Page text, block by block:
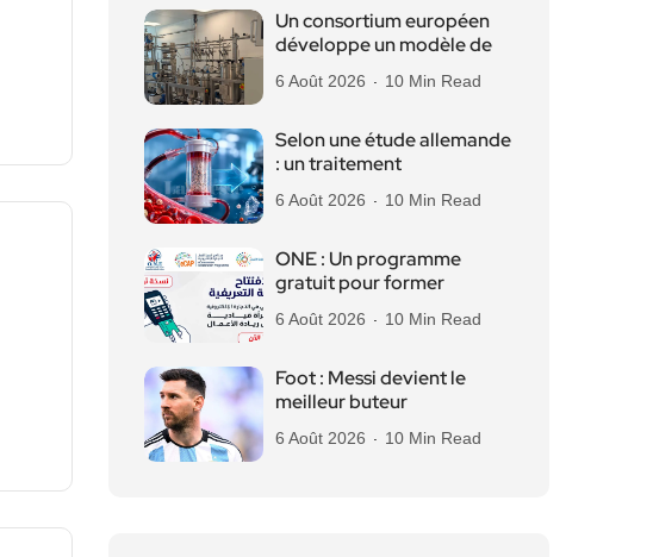
Un consortium européen
développe un modèle de
6 Août 2026 10 Min Read
Selon une étude allemande
: un traitement
6 Août 2026 10 Min Read
ONE : Un programme
gratuit pour former
6 Août 2026 10 Min Read
Foot : Messi devient le
meilleur buteur
6 Août 2026 10 Min Read